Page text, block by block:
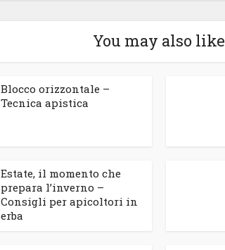
You may also like
Blocco orizzontale –
Tecnica apistica
Estate, il momento che
prepara l’inverno –
Consigli per apicoltori in
erba